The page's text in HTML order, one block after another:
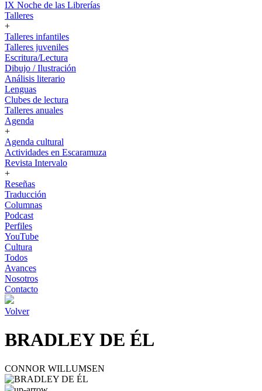
IX Noche de las Librerías
Talleres
+
Talleres infantiles
Talleres juveniles
Escritura/Lectura
Dibujo / Ilustración
Análisis literario
Lenguas
Clubes de lectura
Talleres anuales
Agenda
+
Agenda cultural
Actividades en Escaramuza
Revista Intervalo
+
Reseñas
Traducción
Columnas
Podcast
Perfiles
YouTube
Cultura
Todos
Avances
Nosotros
Contacto
Volver
BRADLEY DE ÉL
CONNOR WILLUMSEN